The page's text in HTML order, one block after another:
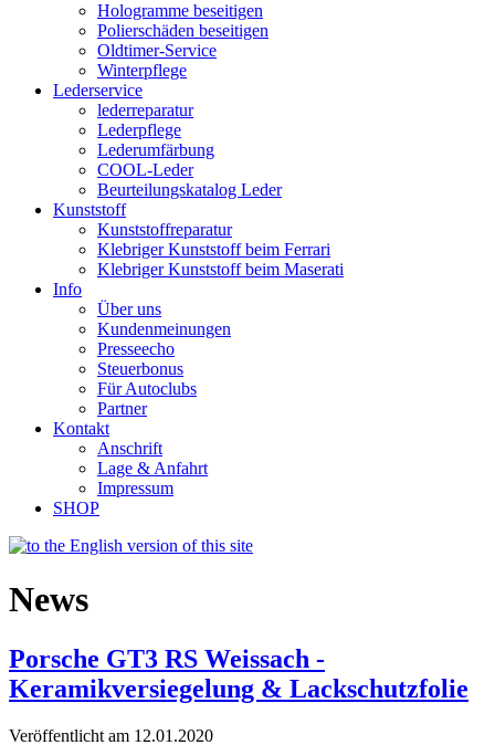
Hologramme beseitigen
Polierschäden beseitigen
Oldtimer-Service
Winterpflege
Lederservice
lederreparatur
Lederpflege
Lederumfärbung
COOL-Leder
Beurteilungskatalog Leder
Kunststoff
Kunststoffreparatur
Klebriger Kunststoff beim Ferrari
Klebriger Kunststoff beim Maserati
Info
Über uns
Kundenmeinungen
Presseecho
Steuerbonus
Für Autoclubs
Partner
Kontakt
Anschrift
Lage & Anfahrt
Impressum
SHOP
News
Porsche GT3 RS Weissach -
Keramikversiegelung & Lackschutzfolie
Veröffentlicht am 12.01.2020